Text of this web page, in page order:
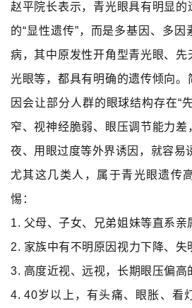
赵平院长表示，青光眼具有明显的
的“显性遗传”，而是多基因、多
病，其中原发性开角型青光眼、先
光眼等，都具有明确的遗传倾向。
因会让部分人群的眼球结构存在“
窄、视神经脆弱、眼压调节能力
夜、用眼过度等外界诱因，就容易
尤其这几类人，属于青光眼遗传
惕：
1. 父母、子女、兄弟姐妹等直系亲
2. 家族中有不明原因视力下降、失
3. 高度近视、远视，长期眼压偏高
4. 40岁以上，有头痛、眼胀、看